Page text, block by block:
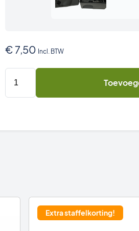
€7,50 Incl. BTW
Pretpakket
voor
Rattenvoerdoos
Extra staffelkorting!